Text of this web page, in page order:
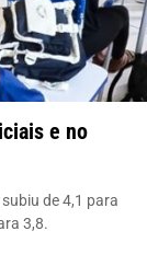
e no
de 4,1 para
3,8.